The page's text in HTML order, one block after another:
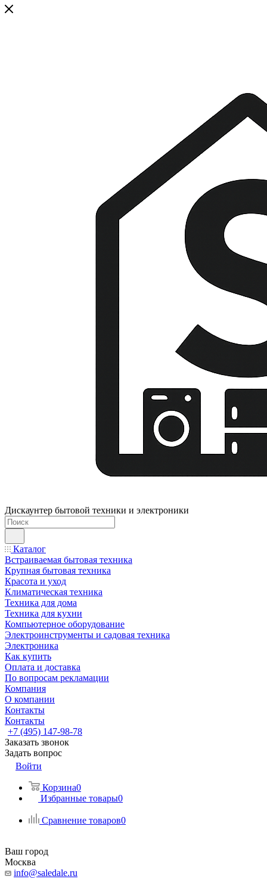
Дискаунтер бытовой техники и электроники
Каталог
Встраиваемая бытовая техника
Крупная бытовая техника
Красота и уход
Климатическая техника
Техника для дома
Техника для кухни
Компьютерное оборудование
Электроинструменты и садовая техника
Электроника
Как купить
Оплата и доставка
По вопросам рекламации
Компания
О компании
Контакты
Контакты
+7 (495) 147-98-78
Заказать звонок
Задать вопрос
Войти
Корзина0
Избранные товары0
Сравнение товаров0
Ваш город
Москва
info@saledale.ru